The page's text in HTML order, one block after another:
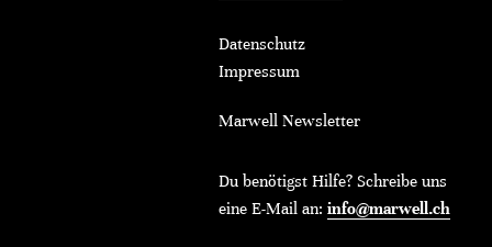
Datenschutz
Impressum
Marwell Newsletter
Du benötigst Hilfe? Schreibe uns
eine E-Mail an: info@marwell.ch